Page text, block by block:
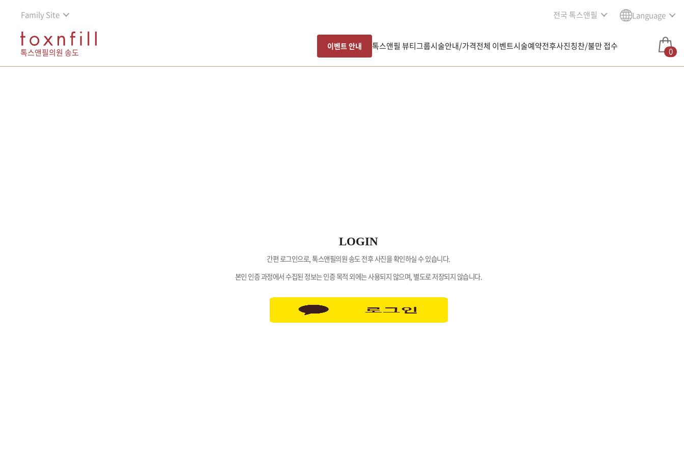
Family Site 전국 톡스앤필 Language
톡스앤필의원 송도
이벤트 안내 톡스앤필 뷰티그룹시술안내/가격전체 이벤트시술예약전후사진칭찬/불만 접수 0
LOGIN
간편 로그인으로, 톡스앤필의원 송도 전후 사진을 확인하실 수 있습니다.
본인 인증 과정에서 수집된 정보는 인증 목적 외에는 사용되지 않으며, 별도로 저장되지 않습니다.